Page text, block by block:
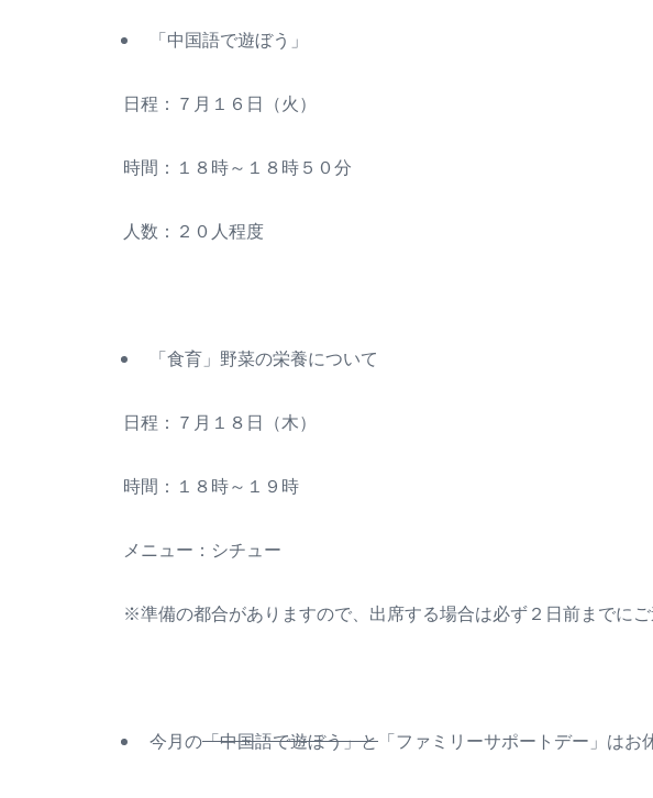
「中国語で遊ぼう」
日程：７月１６日（火）
時間：１８時～１８時５０分
人数：２０人程度
「食育」野菜の栄養について
日程：７月１８日（木）
時間：１８時～１９時
メニュー：シチュー
※準備の都合がありますので、出席する場合は必ず２日前までに
今月の「中国語で遊ぼう」と 「ファミリーサポートデー」はお